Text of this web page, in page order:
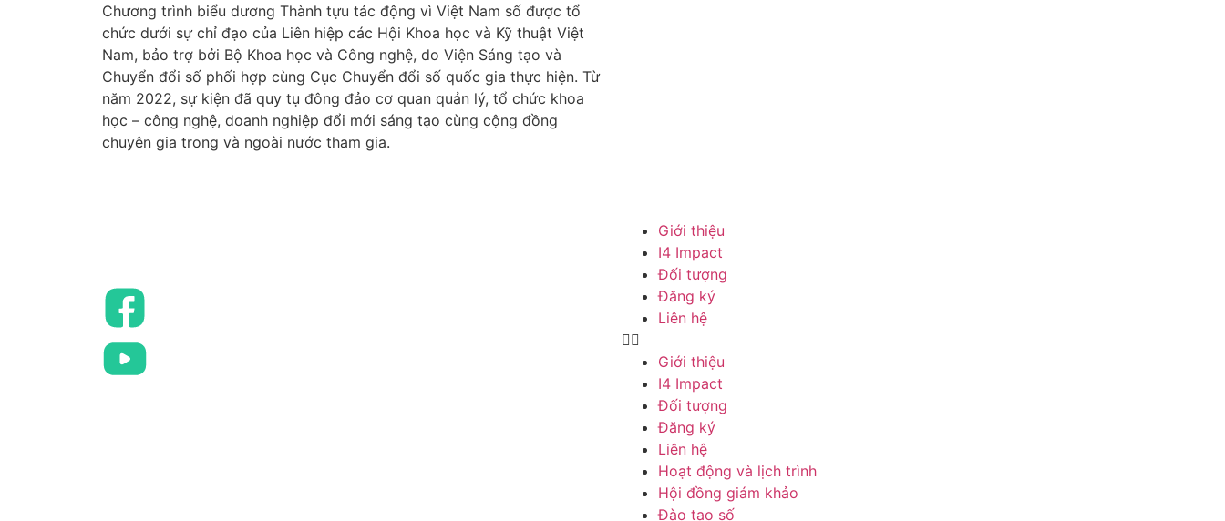
Chương trình biểu dương Thành tựu tác động vì Việt Nam số được tổ
chức dưới sự chỉ đạo của Liên hiệp các Hội Khoa học và Kỹ thuật Việt
Nam, bảo trợ bởi Bộ Khoa học và Công nghệ, do Viện Sáng tạo và
Chuyển đổi số phối hợp cùng Cục Chuyển đổi số quốc gia thực hiện. Từ
năm 2022, sự kiện đã quy tụ đông đảo cơ quan quản lý, tổ chức khoa
học – công nghệ, doanh nghiệp đổi mới sáng tạo cùng cộng đồng
chuyên gia trong và ngoài nước tham gia.
Giới thiệu
I4 Impact
Đối tượng
Đăng ký
Liên hệ
Giới thiệu
I4 Impact
Đối tượng
Đăng ký
Liên hệ
Hoạt động và lịch trình
Hội đồng giám khảo
Đào tạo số